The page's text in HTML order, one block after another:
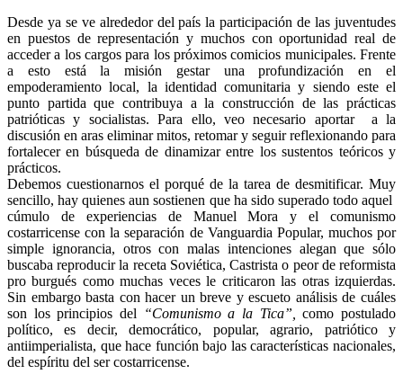
Desde ya se ve alrededor del país la participación de las juventudes
en puestos de representación y muchos con oportunidad real de
acceder a los cargos para los próximos comicios municipales. Frente
a esto está la misión gestar una profundización en el
empoderamiento local, la identidad comunitaria y siendo este el
punto partida que contribuya a la construcción de las prácticas
patrióticas y socialistas. Para ello, veo necesario aportar a la
discusión en aras eliminar mitos, retomar y seguir reflexionando para
fortalecer en búsqueda de dinamizar entre los sustentos teóricos y
prácticos.
Debemos cuestionarnos el porqué de la tarea de desmitificar. Muy
sencillo, hay quienes aun sostienen que ha sido superado todo aquel
cúmulo de experiencias de Manuel Mora y el comunismo
costarricense con la separación de Vanguardia Popular, muchos por
simple ignorancia, otros con malas intenciones alegan que sólo
buscaba reproducir la receta Soviética, Castrista o peor de reformista
pro burgués como muchas veces le criticaron las otras izquierdas.
Sin embargo basta con hacer un breve y escueto análisis de cuáles
son los principios del
“Comunismo a la Tica”,
como postulado
político, es decir, democrático, popular, agrario, patriótico y
antiimperialista, que hace función bajo las características nacionales,
del espíritu del ser costarricense.